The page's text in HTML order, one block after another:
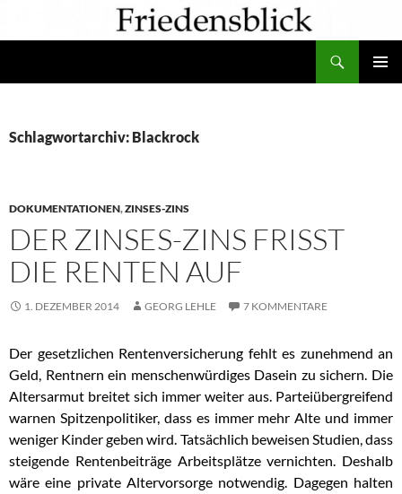
Schlagwortarchiv: Blackrock
DOKUMENTATIONEN,ZINSES-ZINS
DER ZINSES-ZINS FRISST
DIE RENTEN AUF
1. DEZEMBER 2014 GEORG LEHLE 7 KOMMENTARE
Der gesetzlichen Rentenversicherung fehlt es zunehmend an
Geld, Rentnern ein menschenwürdiges Dasein zu sichern. Die
Altersarmut breitet sich immer weiter aus. Parteiübergreifend
warnen Spitzenpolitiker, dass es immer mehr Alte und immer
weniger Kinder geben wird. Tatsächlich beweisen Studien, dass
steigende Rentenbeiträge Arbeitsplätze vernichten. Deshalb
wäre eine private Altervorsorge notwendig. Dagegen halten